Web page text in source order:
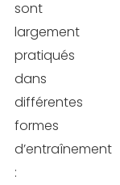
un
squat
jumping
?
Technique
de
sont
largement
pratiqués
dans
différentes
formes
d’entraînement
: